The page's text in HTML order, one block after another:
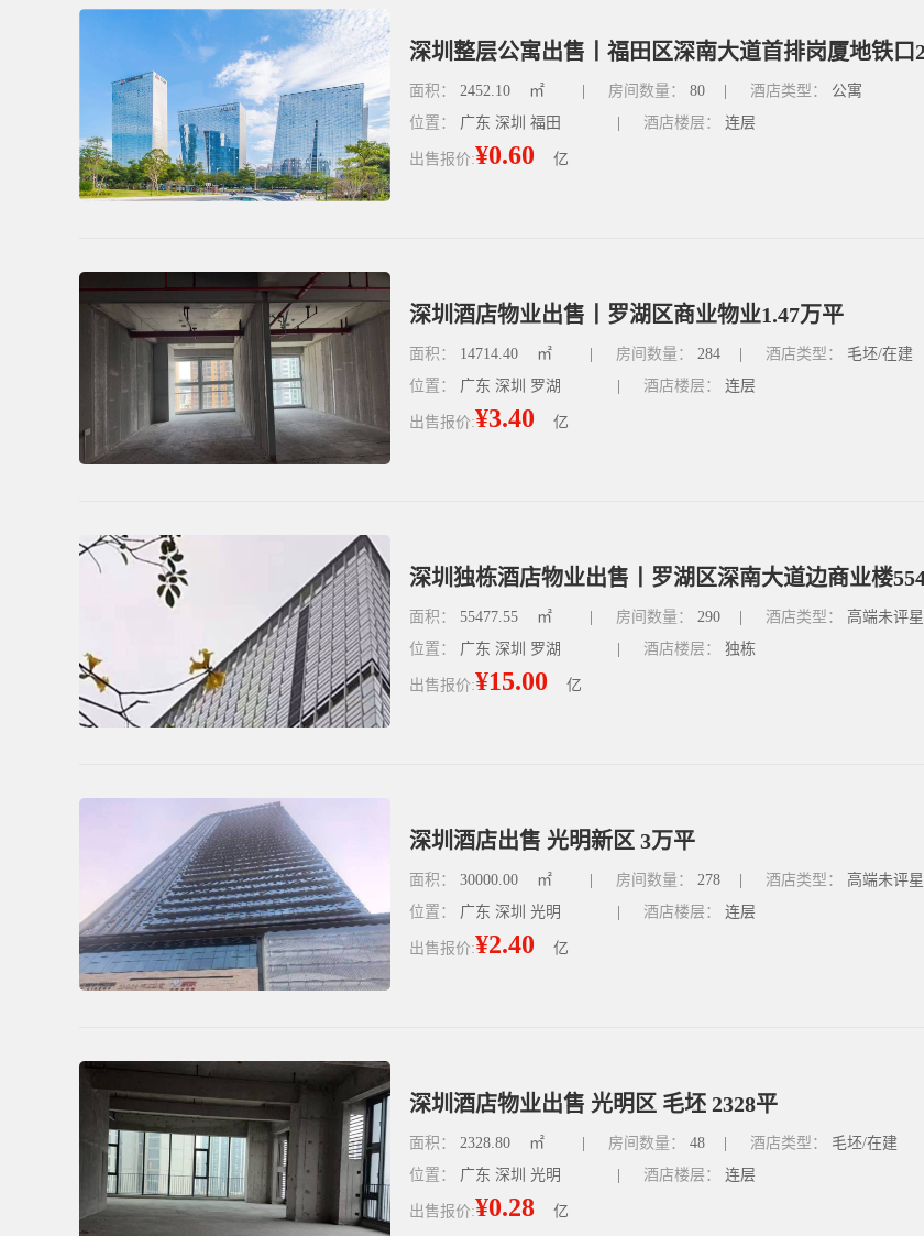
面积： 2452.10 ㎡ 房间数量： 80 酒店类型：
公寓
位置： 广东 深圳 福田 酒店楼层： 连层
出售报价:¥0.60 亿
深圳酒店物业出售丨罗湖区商业物业1.47万平
面积： 14714.40 ㎡ 房间数量： 284 酒店类型：
毛坯/在建
位置： 广东 深圳 罗湖 酒店楼层： 连层
出售报价:¥3.40 亿
面积： 55477.55 ㎡ 房间数量： 290 酒店类型：
高端未评星
位置： 广东 深圳 罗湖 酒店楼层： 独栋
出售报价:¥15.00 亿
深圳酒店出售 光明新区 3万平
面积： 30000.00 ㎡ 房间数量： 278 酒店类型：
高端未评星
位置： 广东 深圳 光明 酒店楼层： 连层
出售报价:¥2.40 亿
深圳酒店物业出售 光明区 毛坯 2328平
面积： 2328.80 ㎡ 房间数量： 48 酒店类型：
毛坯/在建
位置： 广东 深圳 光明 酒店楼层： 连层
出售报价:¥0.28 亿